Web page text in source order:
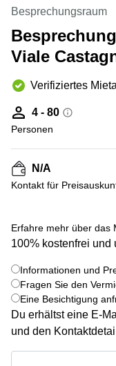
Lausanne
Coworking
Genf
Bern
Coworking
Winterthur
Büro
Zürich
Büro
Bern
Büro
mieten
Basel
mieten
40 Zürich
Gotthardstrasse
26 Zug
28 Zug
Gubelstrasse
12 Zug
General-
Strasse
6/8 Zug
Grafenauweg
Teichgässlein
9 Basel
Aeschengraben
29 Basel
Zugerstrasse
Besprechungsraum
Viale
Verifiziertes
4 - 80
Personen
N/A
Kontakt für
Erfahre mehr über das
100% kostenfrei und
Informationen und
Fragen Sie den
Eine Besichtigung
Du erhältst eine E-
und den